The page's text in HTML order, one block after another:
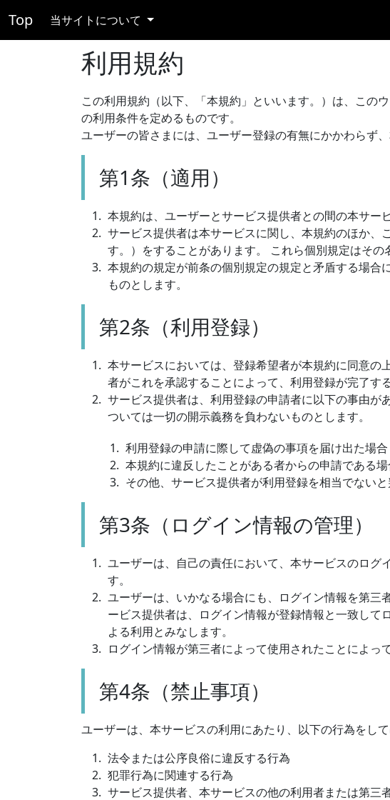
Top 当サイトについて
利用規約
この利用規約（以下、「本規約」といいます。）は、この
の利用条件を定めるものです。
ユーザーの皆さまには、ユーザー登録の有無にかかわらず
第1条（適用）
本規約は、ユーザーとサービス提供者との間の本サー
サービス提供者は本サービスに関し、本規約のほか、
す。）をすることがあります。 これら個別規定はそ
本規約の規定が前条の個別規定の規定と矛盾する場
ものとします。
第2条（利用登録）
本サービスにおいては、登録希望者が本規約に同意
者がこれを承認することによって、利用登録が完了す
サービス提供者は、利用登録の申請者に以下の事由
ついては一切の開示義務を負わないものとします。
利用登録の申請に際して虚偽の事項を届け出た場合
本規約に違反したことがある者からの申請である場
その他、サービス提供者が利用登録を相当でない
第3条（ログイン情報の管理）
ユーザーは、自己の責任において、本サービスのログ
す。
ユーザーは、いかなる場合にも、ログイン情報を第
ービス提供者は、ログイン情報が登録情報と一致し
よる利用とみなします。
ログイン情報が第三者によって使用されたことによっ
第4条（禁止事項）
ユーザーは、本サービスの利用にあたり、以下の行為をして
法令または公序良俗に違反する行為
犯罪行為に関連する行為
サービス提供者、本サービスの他の利用者または第